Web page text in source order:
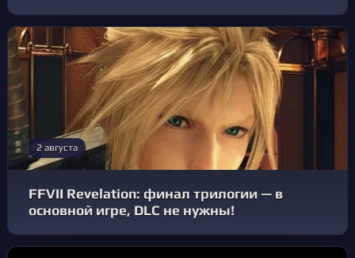
2 августа
FFVII Revelation: финал трилогии — в
основной игре, DLC не нужны!